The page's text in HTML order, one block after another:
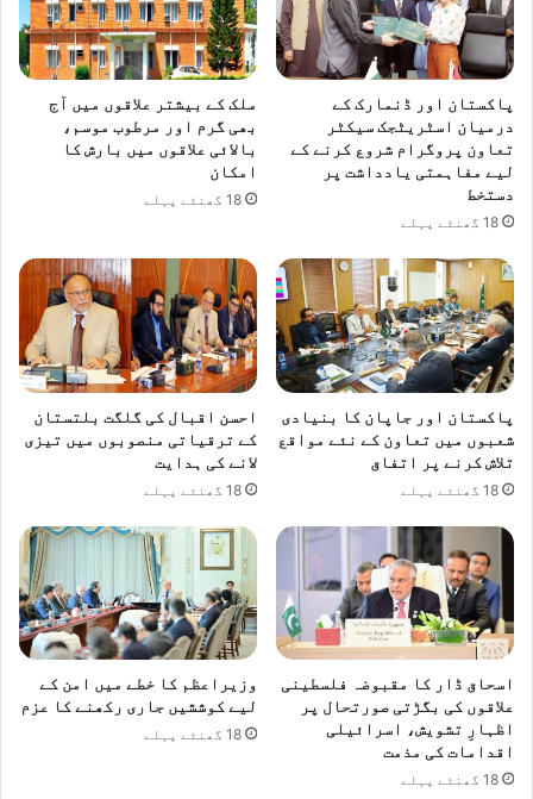
پاکستان اور ڈنمارک کے
درمیان اسٹریٹجک سیکٹر
تعاون پروگرام شروع کرنے کے
لیے مفاہمتی یادداشت پر
دستخط
18 گھنٹے پہلے
ملک کے بیشتر علاقوں میں آج
بھی گرم اور مرطوب موسم،
بالائی علاقوں میں بارش کا
امکان
18 گھنٹے پہلے
پاکستان اور جاپان کا بنیادی
شعبوں میں تعاون کے نئے مواقع
تلاش کرنے پر اتفاق
18 گھنٹے پہلے
احسن اقبال کی گلگت بلتستان
کے ترقیاتی منصوبوں میں تیزی
لانے کی ہدایت
18 گھنٹے پہلے
اسحاق ڈار کا مقبوضہ فلسطینی
علاقوں کی بگڑتی صورتحال پر
اظہارِ تشویش، اسرائیلی
اقدامات کی مذمت
18 گھنٹے پہلے
وزیراعظم کا خطے میں امن کے
لیے کوششیں جاری رکھنے کا عزم
18 گھنٹے پہلے